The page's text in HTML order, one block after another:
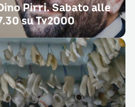
Pirri. Sabato alle
su Tv2000